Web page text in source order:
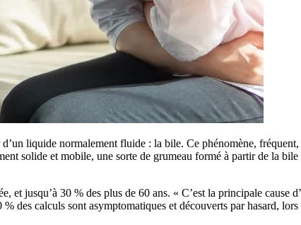
liquide normalement fluide : la bile. Ce phénomène,
solide et mobile, une sorte de grumeau formé à partir de la
et jusqu’à 30 % des plus de 60 ans. « C’est la principale cause
des calculs sont asymptomatiques et découverts par hasard, lors